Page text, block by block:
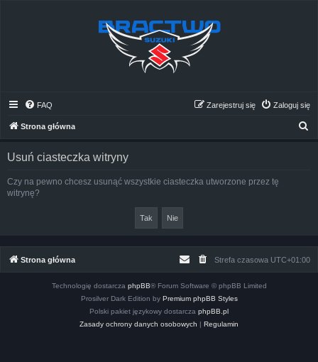
FAQ Zaloguj się
Zarejestruj się
Strona główna
Usuń ciasteczka witryny
Czy na pewno chcesz usunąć wszystkie ciasteczka utworzone przez tę
witrynę?
Strona główna Strefa czasowa UTC+01:00
Technologię dostarcza phpBB® Forum Software © phpBB Limited
Prosilver Dark Edition by Premium phpBB Styles
Polski pakiet językowy dostarcza phpBB.pl
Zasady ochrony danych osobowych | Regulamin